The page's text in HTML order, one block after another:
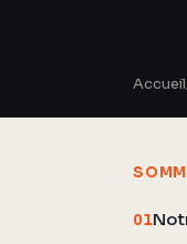
Accueil
01